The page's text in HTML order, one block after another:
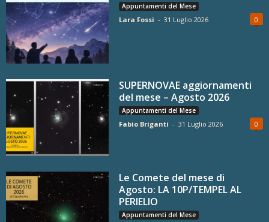
Appuntamenti del Mese
Lara Fossi - 31 Luglio 2026 0
SUPERNOVAE aggiornamenti
del mese – Agosto 2026
Appuntamenti del Mese
Fabio Briganti - 31 Luglio 2026 0
Le Comete del mese di
Agosto: LA 10P/TEMPEL AL
PERIELIO
Appuntamenti del Mese